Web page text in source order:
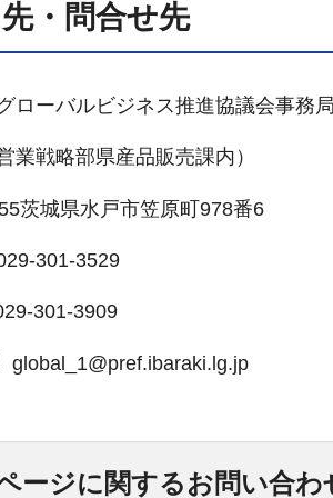
・問合せ先
ローバルビジネス推進協議会事務
業戦略部県産品販売課内）
茨城県水戸市笠原町978番6
301-3529
301-3909
global_1@pref.ibaraki.lg.jp
ージに関するお問い合わ